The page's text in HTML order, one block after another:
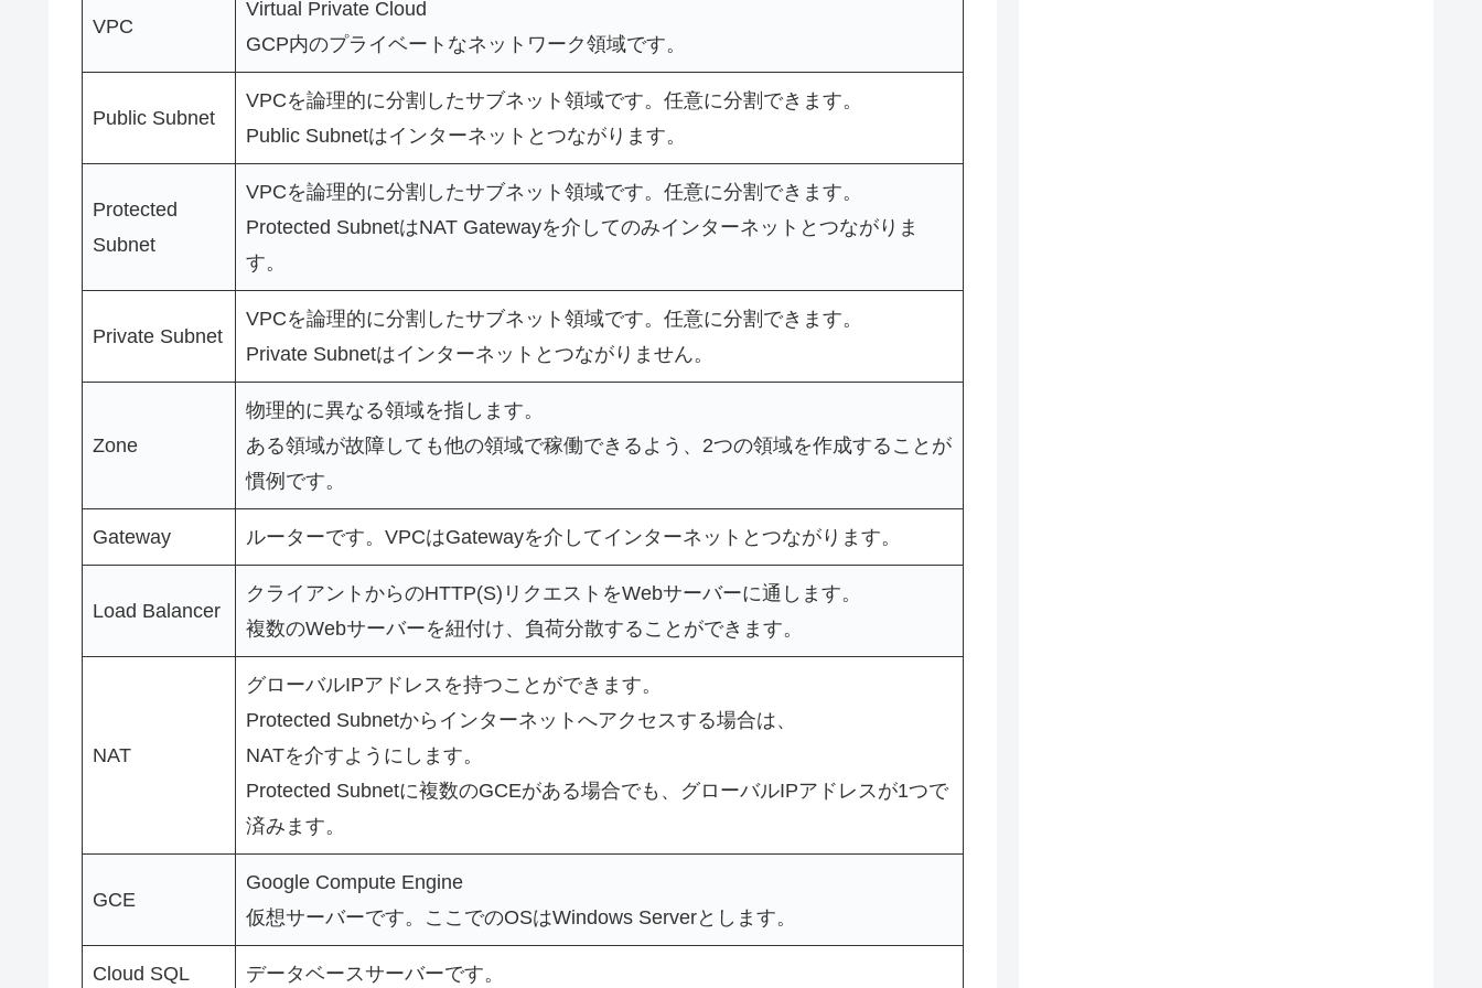
VPC
Virtual Private Cloud
GCP内のプライベートなネットワーク領域です。
Public Subnet
VPCを論理的に分割したサブネット領域です。任意に分割できます。
Public Subnetはインターネットとつながります。
Protected
Subnet
VPCを論理的に分割したサブネット領域です。任意に分割できます。
Protected SubnetはNAT Gatewayを介してのみインターネットとつながりま
す。
Private Subnet
VPCを論理的に分割したサブネット領域です。任意に分割できます。
Private Subnetはインターネットとつながりません。
Zone
物理的に異なる領域を指します。
ある領域が故障しても他の領域で稼働できるよう、2つの領域を作成することが
慣例です。
Gateway ルーターです。VPCはGatewayを介してインターネットとつながります。
Load Balancer
クライアントからのHTTP(S)リクエストをWebサーバーに通します。
複数のWebサーバーを紐付け、負荷分散することができます。
NAT
グローバルIPアドレスを持つことができます。
Protected Subnetからインターネットへアクセスする場合は、
NATを介すようにします。
Protected Subnetに複数のGCEがある場合でも、グローバルIPアドレスが1つで
済みます。
GCE
Google Compute Engine
仮想サーバーです。ここでのOSはWindows Serverとします。
Cloud SQL データベースサーバーです。